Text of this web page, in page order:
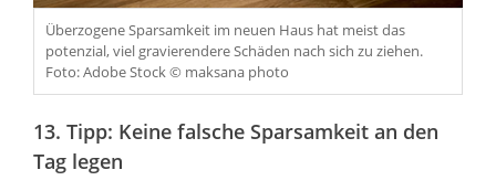
Überzogene Sparsamkeit im neuen Haus hat meist das
potenzial, viel gravierendere Schäden nach sich zu ziehen.
Foto: Adobe Stock © maksana photo
13. Tipp: Keine falsche Sparsamkeit an den
Tag legen